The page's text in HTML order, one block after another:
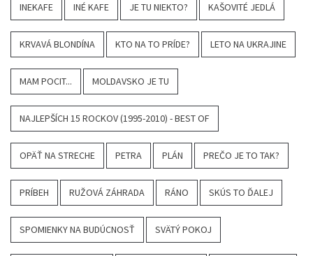
INEKAFE INÉ KAFE JE TU NIEKTO? KAŠOVITÉ JEDLÁ
KRVAVÁ BLONDÍNA KTO NA TO PRÍDE? LETO NA UKRAJINE
MAM POCIT... MOLDAVSKO JE TU
NAJLEPŠÍCH 15 ROCKOV (1995-2010) - BEST OF
OPÄŤ NA STRECHE PETRA PLÁN PREČO JE TO TAK?
PRÍBEH RUŽOVÁ ZÁHRADA RÁNO SKÚS TO ĎALEJ
SPOMIENKY NA BUDÚCNOSŤ SVÄTÝ POKOJ